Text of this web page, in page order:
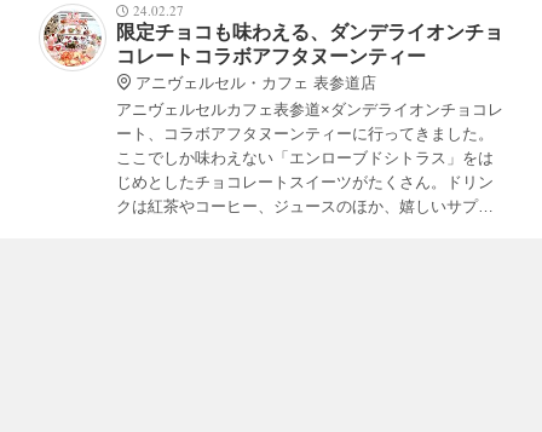
24.02.27
限定チョコも味わえる、ダンデライオンチョ
コレートコラボアフタヌーンティー
アニヴェルセル・カフェ 表参道店
アニヴェルセルカフェ表参道×ダンデライオンチョコレ
ート、コラボアフタヌーンティーに行ってきました。
ここでしか味わえない「エンローブドシトラス」をは
じめとしたチョコレートスイーツがたくさん。ドリン
クは紅茶やコーヒー、ジュースのほか、嬉しいサプラ